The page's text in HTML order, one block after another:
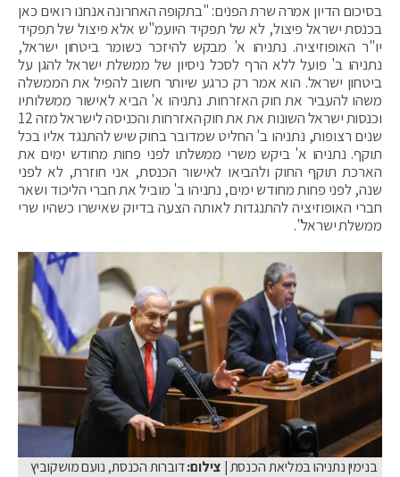
בסיכום הדיון אמרה שרת הפנים: "בתקופה האחרונה אנחנו רואים כאן
בכנסת ישראל פיצול, לא של תפקיד היועמ"ש אלא פיצול של תפקיד
יו"ר האופוזיציה. נתניהו א' מבקש להיזכר כשומר ביטחון ישראל,
נתניהו ב' פועל ללא הרף לסכל ניסיון של ממשלת ישראל להגן על
ביטחון ישראל. הוא אמר רק כרגע שיותר חשוב להפיל את הממשלה
משהו להעביר את חוק האזרחות. נתניהו א' הביא לאישור ממשלותיו
וכנסות ישראל השונות את את חוק האזרחות והכניסה לישראל מזה 12
שנים רצופות, נתניהו ב' החליט שמדובר בחוק שיש להתנגד אליו בכל
תוקף. נתניהו א' ביקש משרי ממשלתו לפני פחות מחודש ימים את
הארכת תוקף החוק ולהביאו לאישור הכנסת, אני חוזרת, לא לפני
שנה, לפני פחות מחודש ימים, נתניהו ב' מוביל את חברי הליכוד ושאר
חברי האופוזיציה להתנגדות לאותה הצעה בדיוק שאישרו כשהיו שרי
ממשלת ישראל".
בנימין נתניהו במליאת הכנסת| צילום:דוברות הכנסת, נועם מושקוביץ